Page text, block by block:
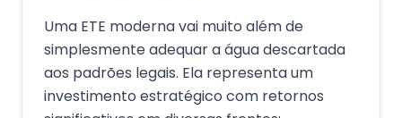
Uma ETE moderna vai muito além de
simplesmente adequar a água descartada
aos padrões legais. Ela representa um
investimento estratégico com retornos